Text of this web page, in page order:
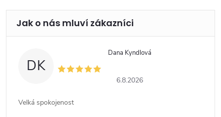
DK
Dana Kyndlová
6.8.2026
Velká spokojenost